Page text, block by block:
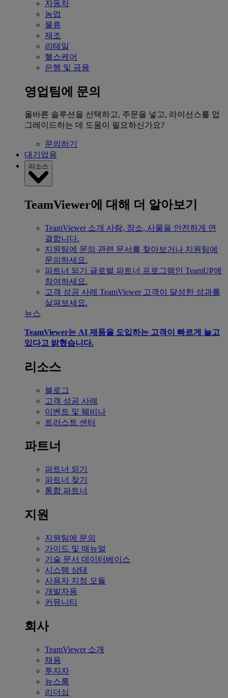
자동차
농업
물류
제조
리테일
헬스케어
은행 및 금융
영업팀에 문의
올바른 솔루션을 선택하고, 주문을 넣고, 라이선스를 업
그레이드하는 데 도움이 필요하신가요?
문의하기
대기업용
리소스
TeamViewer에 대해 더 알아보기
TeamViewer 소개 사람, 장소, 사물을 안전하게 연
결합니다.
지원팀에 문의 관련 문서를 찾아보거나 지원팀에
문의하세요.
파트너 되기
글로벌 파트너 프로그램인 TeamUP에
참여하세요.
고객 성공 사례 TeamViewer 고객이 달성한 성과를
살펴보세요.
뉴스
TeamViewer는 AI 제품을 도입하는 고객이 빠르게 늘고
있다고 밝혔습니다.
리소스
블로그
고객 성공 사례
이벤트 및 웨비나
트러스트 센터
파트너
파트너 되기
파트너 찾기
통합 파트너
지원
지원팀에 문의
가이드 및 매뉴얼
기술 문서 데이터베이스
시스템 상태
사용자 지정 모듈
개발자용
커뮤니티
회사
TeamViewer 소개
채용
투자자
뉴스룸
리더십